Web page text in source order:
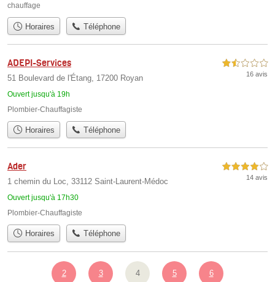
chauffage
Horaires Téléphone
ADEPI-Services
51 Boulevard de l'Étang, 17200 Royan
Ouvert jusqu'à 19h
1,5 étoiles sur 5
16 avis
Plombier-Chauffagiste
Horaires Téléphone
Ader
1 chemin du Loc, 33112 Saint-Laurent-Médoc
Ouvert jusqu'à 17h30
4,0 étoiles sur 5
14 avis
Plombier-Chauffagiste
Horaires Téléphone
2 3 4 5 6